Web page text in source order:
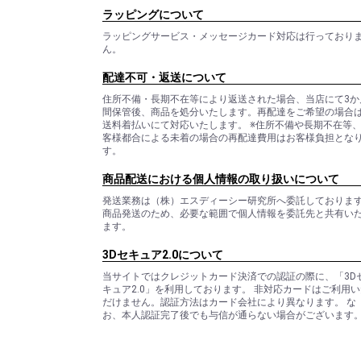
ラッピングについて
ラッピングサービス・メッセージカード対応は行っており
ん。
配達不可・返送について
住所不備・長期不在等により返送された場合、当店にて3か
間保管後、商品を処分いたします。再配達をご希望の場合は
送料着払いにて対応いたします。 ※住所不備や長期不在等
客様都合による未着の場合の再配達費用はお客様負担とな
す。
商品配送における個人情報の取り扱いについて
発送業務は（株）エスディーシー研究所へ委託しております
商品発送のため、必要な範囲で個人情報を委託先と共有い
ます。
3Dセキュア2.0について
当サイトではクレジットカード決済での認証の際に、「3D
キュア2.0」を利用しております。 非対応カードはご利用
だけません。認証方法はカード会社により異なります。 な
お、本人認証完了後でも与信が通らない場合がございます。